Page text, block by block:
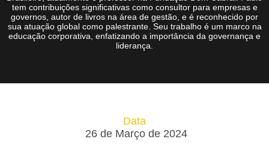
tem contribuições significativas como consultor para empresas e
governos, autor de livros na área de gestão, e é reconhecido por
sua atuação global como palestrante. Seu trabalho é um marco na
educação corporativa, enfatizando a importância da governança e
liderança.
Data
26 de Março de 2024